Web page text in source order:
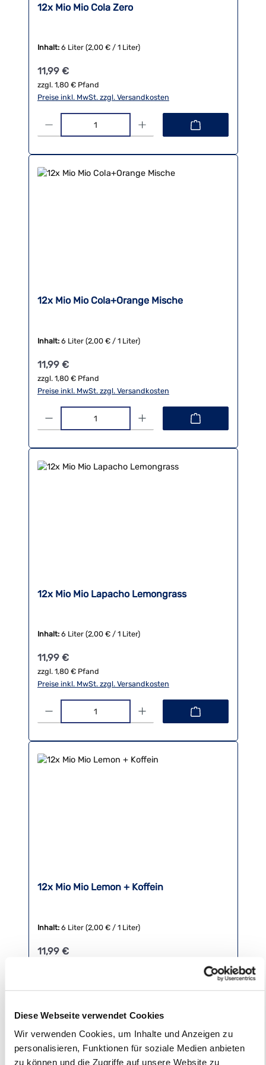
Diese Webseite verwendet Cookies
Wir verwenden Cookies, um Inhalte und Anzeigen zu
personalisieren, Funktionen für soziale Medien anbieten
zu können und die Zugriffe auf unsere Website zu
12x Mio Mio Cola Zero
Inhalt: 6 Liter (2,00 € / 1 Liter)
Regulärer Preis:
11,99 €
zzgl. 1,80 € Pfand
Preise inkl. MwSt. zzgl. Versandkosten
12x Mio Mio Cola+Orange Mische
Inhalt: 6 Liter (2,00 € / 1 Liter)
Regulärer Preis:
11,99 €
zzgl. 1,80 € Pfand
Preise inkl. MwSt. zzgl. Versandkosten
12x Mio Mio Lapacho Lemongrass
Inhalt: 6 Liter (2,00 € / 1 Liter)
Regulärer Preis:
11,99 €
zzgl. 1,80 € Pfand
Preise inkl. MwSt. zzgl. Versandkosten
12x Mio Mio Lemon + Koffein
Inhalt: 6 Liter (2,00 € / 1 Liter)
Regulärer Preis:
11,99 €